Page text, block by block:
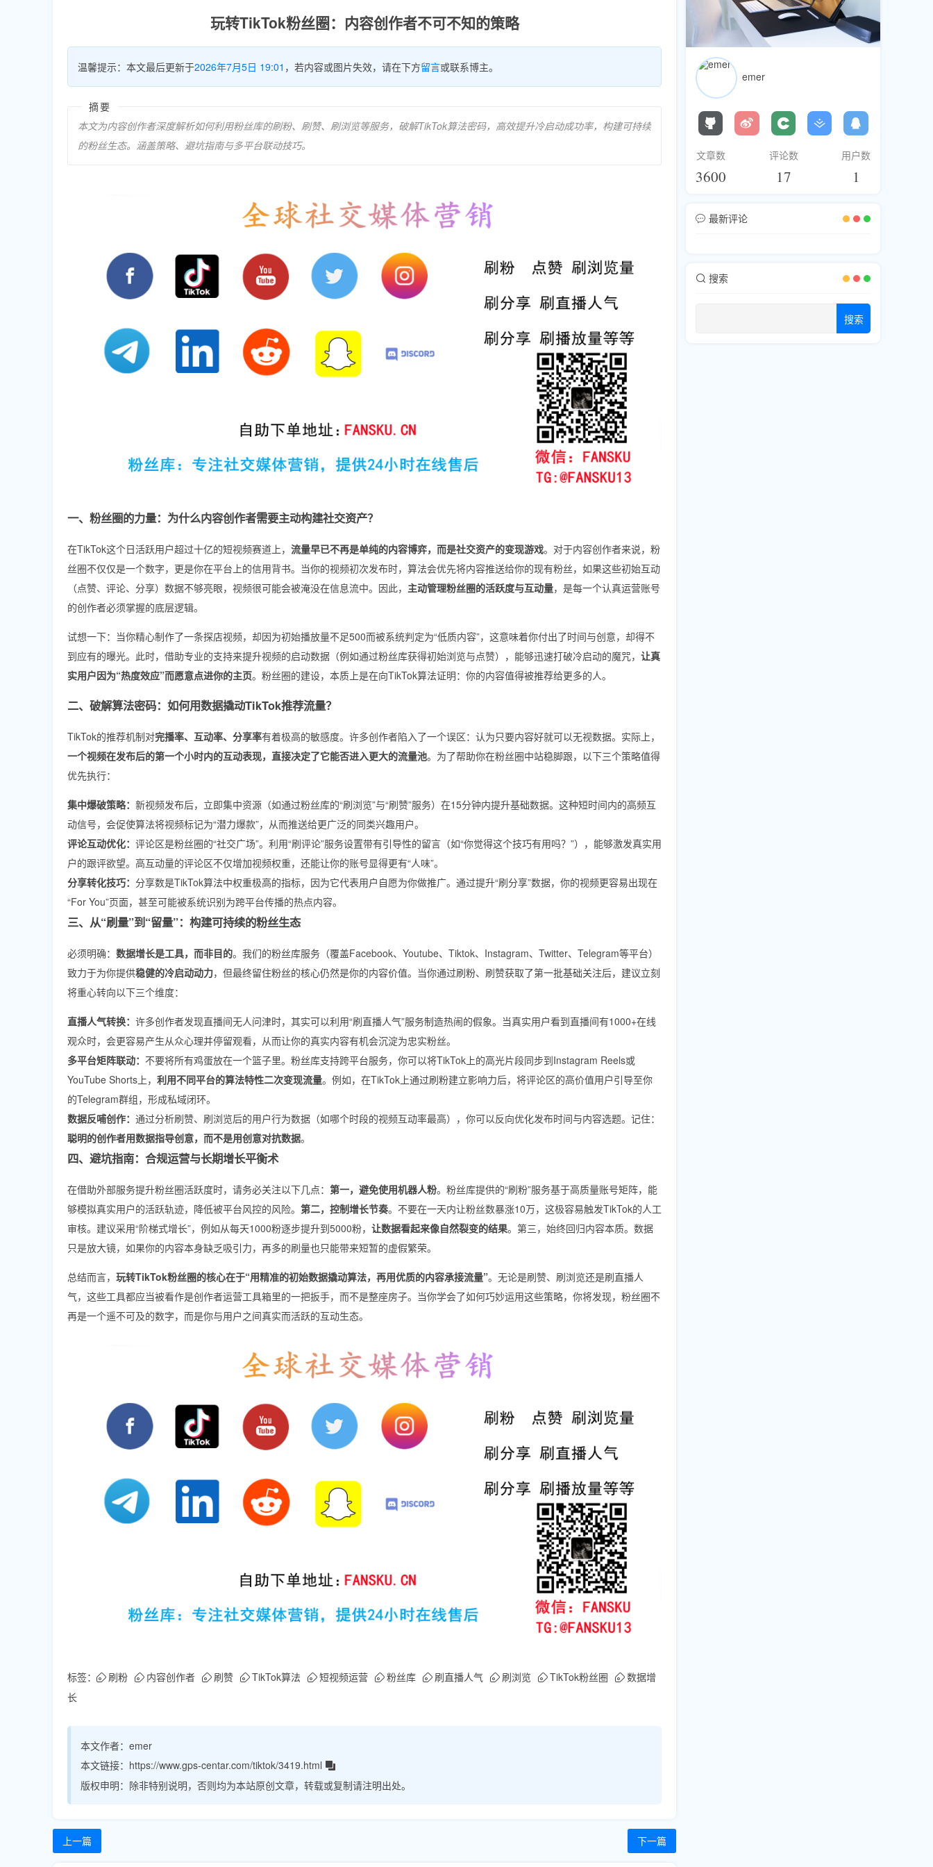
玩转TikTok粉丝圈：内容创作者不可不知的策略
温馨提示：本文最后更新于2026年7月5日 19:01 ，若内容或图片失效，请在下方留言或联系博主。
摘要
本文为内容创作者深度解析如何利用粉丝库的刷粉、刷赞、刷浏览等服务，破解TikTok算法密码，高效提升冷启动成功率，构建可持续
的粉丝生态。涵盖策略、避坑指南与多平台联动技巧。
一、粉丝圈的力量：为什么内容创作者需要主动构建社交资产？
在TikTok这个日活跃用户超过十亿的短视频赛道上， 流量早已不再是单纯的内容博弈，而是社交资产的变现游戏。对于内容创作者来说，粉
丝圈不仅仅是一个数字，更是你在平台上的信用背书。当你的视频初次发布时，算法会优先将内容推送给你的现有粉丝，如果这些初始互动
（点赞、评论、分享）数据不够亮眼，视频很可能会被淹没在信息流中。因此， 主动管理粉丝圈的活跃度与互动量，是每一个认真运营账号
的创作者必须掌握的底层逻辑。
试想一下：当你精心制作了一条探店视频，却因为初始播放量不足500而被系统判定为“低质内容”，这意味着你付出了时间与创意，却得不
到应有的曝光。此时，借助专业的支持来提升视频的启动数据（例如通过粉丝库获得初始浏览与点赞），能够迅速打破冷启动的魔咒， 让真
实用户因为“热度效应”而愿意点进你的主页。粉丝圈的建设，本质上是在向TikTok算法证明：你的内容值得被推荐给更多的人。
二、破解算法密码：如何用数据撬动TikTok推荐流量？
TikTok的推荐机制对完播率、互动率、分享率有着极高的敏感度。许多创作者陷入了一个误区：认为只要内容好就可以无视数据。实际上，
一个视频在发布后的第一个小时内的互动表现，直接决定了它能否进入更大的流量池。为了帮助你在粉丝圈中站稳脚跟，以下三个策略值得
优先执行：
集中爆破策略： 新视频发布后，立即集中资源（如通过粉丝库的“刷浏览”与“刷赞”服务）在15分钟内提升基础数据。这种短时间内的高频互
动信号，会促使算法将视频标记为“潜力爆款”，从而推送给更广泛的同类兴趣用户。
评论互动优化： 评论区是粉丝圈的“社交广场”。利用“刷评论”服务设置带有引导性的留言（如“你觉得这个技巧有用吗？”），能够激发真实用
户的跟评欲望。高互动量的评论区不仅增加视频权重，还能让你的账号显得更有“人味”。
分享转化技巧： 分享数是TikTok算法中权重极高的指标，因为它代表用户自愿为你做推广。通过提升“刷分享”数据，你的视频更容易出现在
“For You”页面，甚至可能被系统识别为跨平台传播的热点内容。
三、从“刷量”到“留量”：构建可持续的粉丝生态
必须明确： 数据增长是工具，而非目的。我们的粉丝库服务（覆盖Facebook、Youtube、Tiktok、Instagram、Twitter、Telegram等平台）
致力于为你提供稳健的冷启动动力，但最终留住粉丝的核心仍然是你的内容价值。当你通过刷粉、刷赞获取了第一批基础关注后，建议立刻
将重心转向以下三个维度：
直播人气转换： 许多创作者发现直播间无人问津时，其实可以利用“刷直播人气”服务制造热闹的假象。当真实用户看到直播间有1000+在线
观众时，会更容易产生从众心理并停留观看，从而让你的真实内容有机会沉淀为忠实粉丝。
多平台矩阵联动： 不要将所有鸡蛋放在一个篮子里。粉丝库支持跨平台服务，你可以将TikTok上的高光片段同步到Instagram Reels或
YouTube Shorts上， 利用不同平台的算法特性二次变现流量。例如，在TikTok上通过刷粉建立影响力后，将评论区的高价值用户引导至你
的Telegram群组，形成私域闭环。
数据反哺创作： 通过分析刷赞、刷浏览后的用户行为数据（如哪个时段的视频互动率最高），你可以反向优化发布时间与内容选题。记住：
聪明的创作者用数据指导创意，而不是用创意对抗数据。
四、避坑指南：合规运营与长期增长平衡术
在借助外部服务提升粉丝圈活跃度时，请务必关注以下几点： 第一，避免使用机器人粉。粉丝库提供的“刷粉”服务基于高质量账号矩阵，能
够模拟真实用户的活跃轨迹，降低被平台风控的风险。 第二，控制增长节奏。不要在一天内让粉丝数暴涨10万，这极容易触发TikTok的人工
审核。建议采用“阶梯式增长”，例如从每天1000粉逐步提升到5000粉， 让数据看起来像自然裂变的结果。第三，始终回归内容本质。数据
只是放大镜，如果你的内容本身缺乏吸引力，再多的刷量也只能带来短暂的虚假繁荣。
总结而言， 玩转TikTok粉丝圈的核心在于“用精准的初始数据撬动算法，再用优质的内容承接流量”。无论是刷赞、刷浏览还是刷直播人
气，这些工具都应当被看作是创作者运营工具箱里的一把扳手，而不是整座房子。当你学会了如何巧妙运用这些策略，你将发现，粉丝圈不
再是一个遥不可及的数字，而是你与用户之间真实而活跃的互动生态。
标签： 刷粉 内容创作者 刷赞 TikTok算法 短视频运营 粉丝库 刷直播人气 刷浏览 TikTok粉丝圈
数据增
长
本文作者： emer
本文链接： https://www.gps-centar.com/tiktok/3419.html
版权申明： 除非特别说明，否则均为本站原创文章，转载或复制请注明出处。
上一篇 下一篇
emer
文章数
3600
评论数
17
用户数
1
最新评论
搜索
搜索